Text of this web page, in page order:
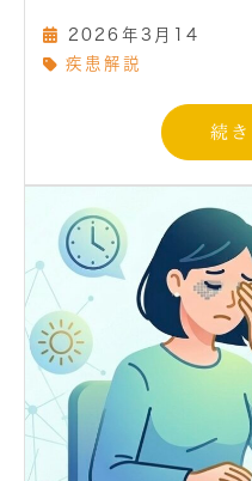
2026年3月14
疾患解説
続